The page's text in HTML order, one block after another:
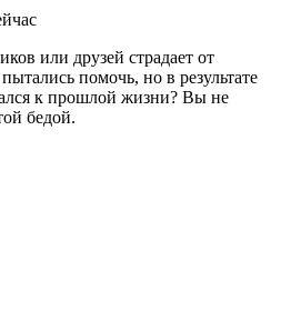
люди. Пару дней я не
конечно же, поехала к ним.
На их мрачный вид было
запоя. Наткнулась на ваш
Позвонила, описала
вопросы. Врач
ожиданием. Сначала
или друзей страдает от
помочь, но в результате
к прошлой жизни? Вы не
бедой.